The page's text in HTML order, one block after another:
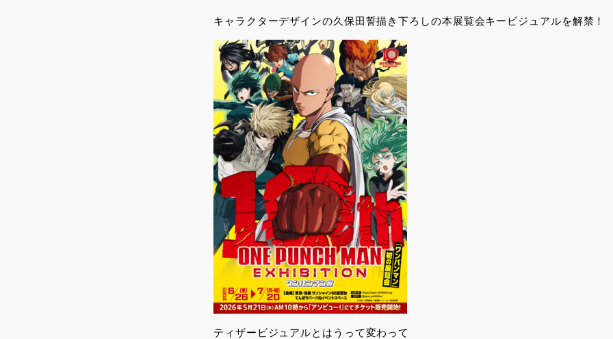
キャラクターデザインの久保田誓描き下ろしの本展覧会キービジュアルを解禁！
ティザービジュアルとはうって変わって